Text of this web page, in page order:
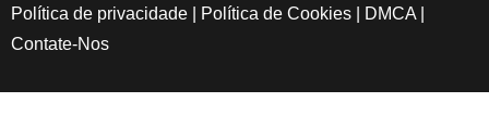
Política de privacidade
Política de Cookies DMCA
Contate-Nos